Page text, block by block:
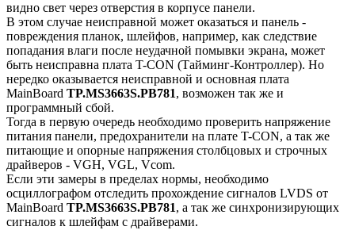
видно свет через отверстия в корпусе панели.
В этом случае неисправной может оказаться и панель -
повреждения планок, шлейфов, например, как следствие
попадания влаги после неудачной помывки экрана, может
быть неисправна плата T-CON (Тайминг-Контроллер). Но
нередко оказывается неисправной и основная плата
MainBoard TP.MS3663S.PB781, возможен так же и
программный сбой.
Тогда в первую очередь необходимо проверить напряжение
питания панели, предохранители на плате T-CON, а так же
питающие и опорные напряжения столбцовых и строчных
драйверов - VGH, VGL, Vcom.
Если эти замеры в пределах нормы, необходимо
осциллографом отследить прохождение сигналов LVDS от
MainBoard TP.MS3663S.PB781, а так же синхронизирующих
сигналов к шлейфам с драйверами.